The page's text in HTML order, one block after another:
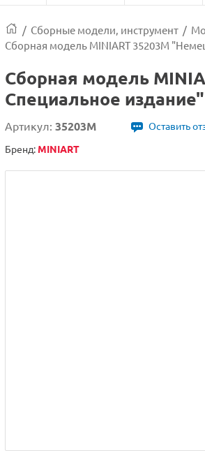
/ Сборные модели, инструмент /
Сборная модель MINIART 35203М
Сборная модель
Специальное издание"
Артикул: 35203М
Оставить
Бренд: MINIART